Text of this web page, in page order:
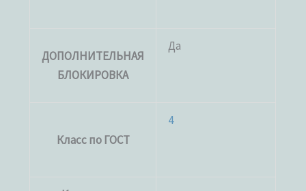
ДОПОЛНИТЕЛЬНАЯ
БЛОКИРОВКА
Да
Класс по ГОСТ
4